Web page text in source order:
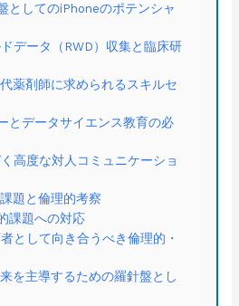
としてのiPhoneのポテンシャ
データ（RWD）収集と臨床研
薬剤師に求められるスキルセ
とデータサイエンス教育の必
高度な対人コミュニケーショ
題と倫理的考察
課題への対応
として向き合うべき倫理的・
を主導するための羅針盤とし